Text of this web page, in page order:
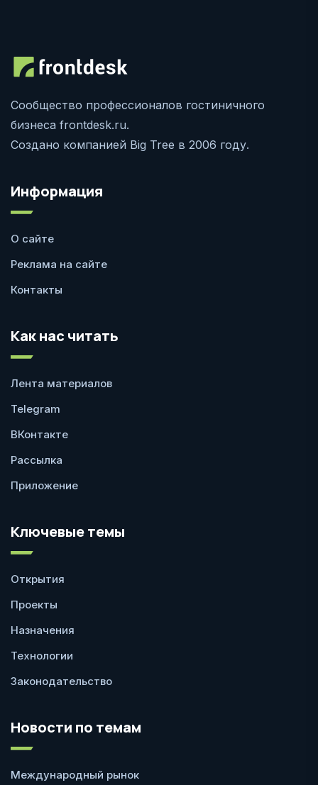
Сообщество профессионалов гостиничного
бизнеса frontdesk.ru.
Создано компанией Big Tree в 2006 году.
Информация
О сайте
Реклама на сайте
Контакты
Как нас читать
Лента материалов
Telegram
ВКонтакте
Рассылка
Приложение
Ключевые темы
Открытия
Проекты
Назначения
Технологии
Законодательство
Новости по темам
Международный рынок